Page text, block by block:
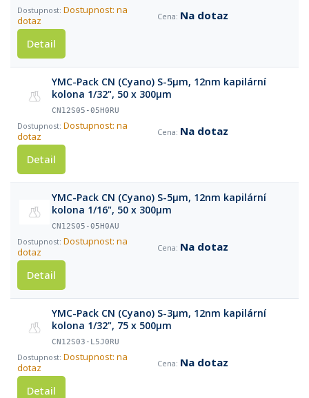
Dostupnost: na
dotaz
Na dotaz
Detail
YMC-Pack CN (Cyano) S-5µm, 12nm kapilární
kolona 1/32", 50 x 300µm
CN12S05-05H0RU
Dostupnost: na
dotaz
Na dotaz
Detail
YMC-Pack CN (Cyano) S-5µm, 12nm kapilární
kolona 1/16", 50 x 300µm
CN12S05-05H0AU
Dostupnost: na
dotaz
Na dotaz
Detail
YMC-Pack CN (Cyano) S-3µm, 12nm kapilární
kolona 1/32", 75 x 500µm
CN12S03-L5J0RU
Dostupnost: na
dotaz
Na dotaz
Detail